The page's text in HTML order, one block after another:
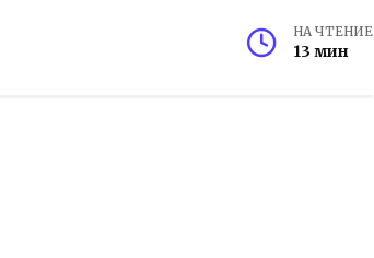
НА ЧТЕНИЕ
13 мин